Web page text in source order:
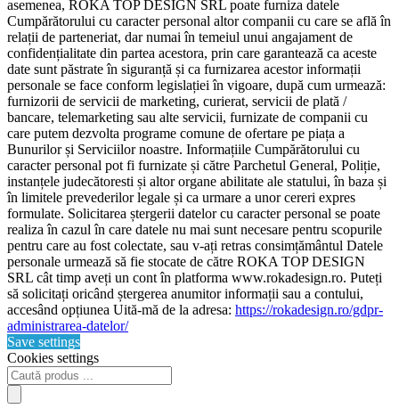
asemenea, ROKA TOP DESIGN SRL poate furniza datele
Cumpărătorului cu caracter personal altor companii cu care se află în
relații de parteneriat, dar numai în temeiul unui angajament de
confidențialitate din partea acestora, prin care garantează ca aceste
date sunt păstrate în siguranță și ca furnizarea acestor informații
personale se face conform legislației în vigoare, după cum urmează:
furnizorii de servicii de marketing, curierat, servicii de plată /
bancare, telemarketing sau alte servicii, furnizate de companii cu
care putem dezvolta programe comune de ofertare pe piața a
Bunurilor și Serviciilor noastre. Informațiile Cumpărătorului cu
caracter personal pot fi furnizate și către Parchetul General, Poliție,
instanțele judecătoresti și altor organe abilitate ale statului, în baza și
în limitele prevederilor legale și ca urmare a unor cereri expres
formulate. Solicitarea ștergerii datelor cu caracter personal se poate
realiza în cazul în care datele nu mai sunt necesare pentru scopurile
pentru care au fost colectate, sau v-ați retras consimțământul Datele
personale urmează să fie stocate de către ROKA TOP DESIGN
SRL cât timp aveți un cont în platforma www.rokadesign.ro. Puteți
să solicitați oricând ștergerea anumitor informații sau a contului,
accesând opțiunea Uită-mă de la adresa: https://rokadesign.ro/gdpr-
administrarea-datelor/
Save settings
Cookies settings
Products
search